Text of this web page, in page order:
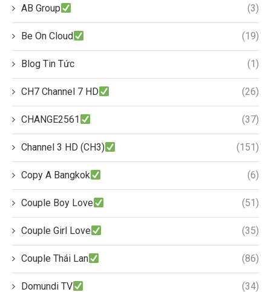
AB Group (3)
Be On Cloud (19)
Blog Tin Tức (1)
CH7 Channel 7 HD (26)
CHANGE2561 (37)
Channel 3 HD (CH3) (151)
Copy A Bangkok (6)
Couple Boy Love (51)
Couple Girl Love (35)
Couple Thái Lan (86)
Domundi TV (34)